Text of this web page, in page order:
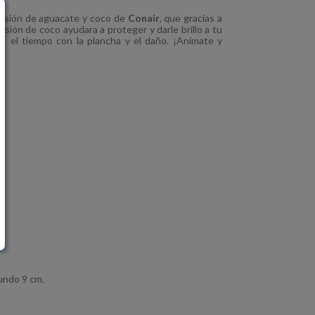
de aguacate y coco de Conair, que gracias a
de coco ayudara a proteger y darle brillo a tu
el tiempo con la plancha y el daño. ¡Anímate y
9 cm.